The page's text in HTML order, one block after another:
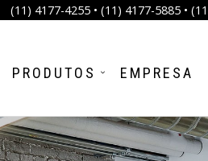
(11) 4177-4255 • (11) 4177-5885 •
PRODUTOS EMPRESA